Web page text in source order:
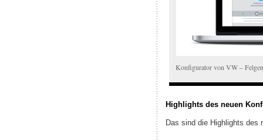
Konfigurator von VW –
Highlights des neuen
Das sind die Highlights des